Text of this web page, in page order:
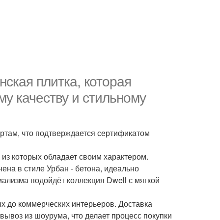
плитка, которая
качеству и стильному
что подтверждается сертификатом
которых обладает своим характером.
в стиле Урбан - бетона, идеально
подойдёт коллекция Dwell с мягкой
коммерческих интерьеров. Доставка
из шоурума, что делает процесс покупки